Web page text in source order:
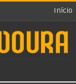
Início